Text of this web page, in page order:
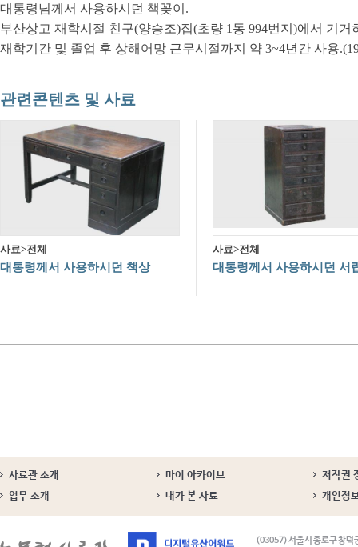
대통령님께서 사용하시던 책꽂이.
부산상고 재학시절 친구(양승조)집(초량 1동 994번지)에서 기
재학기간 및 졸업 후 상해어망 근무시절까지 약 3~4년간 사용
관련콘텐츠 및 사료
사료>전체
대통령께서 사용하시던 책상
사료>전체
대통령께서 사용하시던 서
사료관 소개 마이 아카이브
저작권
업무 소개
내가 본 사료 개인정
(03057) 서울시 종로구 창덕